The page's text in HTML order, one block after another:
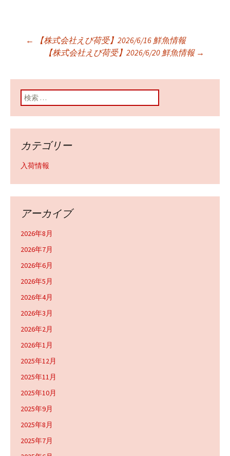
投稿ナビゲーショ
ン
←
【株式会社えび荷受】2026/6/16 鮮魚情報
【株式会社えび荷受】2026/6/20 鮮魚情報 →
検索:
カテゴリー
入荷情報
アーカイブ
2026年8月
2026年7月
2026年6月
2026年5月
2026年4月
2026年3月
2026年2月
2026年1月
2025年12月
2025年11月
2025年10月
2025年9月
2025年8月
2025年7月